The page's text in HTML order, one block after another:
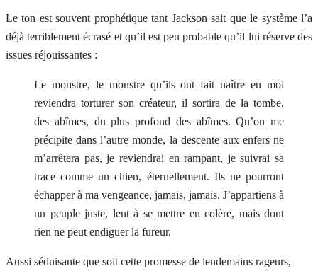
Le ton est souvent prophétique tant Jackson sait que le système l’a
déjà terriblement écrasé et qu’il est peu probable qu’il lui réserve des
issues réjouissantes :
Le monstre, le monstre qu’ils ont fait naître en moi
reviendra torturer son créateur, il sortira de la tombe,
des abîmes, du plus profond des abîmes. Qu’on me
précipite dans l’autre monde, la descente aux enfers ne
m’arrêtera pas, je reviendrai en rampant, je suivrai sa
trace comme un chien, éternellement. Ils ne pourront
échapper à ma vengeance, jamais, jamais. J’appartiens à
un peuple juste, lent à se mettre en colère, mais dont
rien ne peut endiguer la fureur.
Aussi séduisante que soit cette promesse de lendemains rageurs,